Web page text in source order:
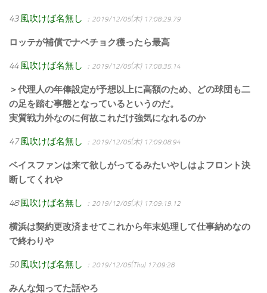
43 風吹けば名無し ：2019/12/05(木) 17:08:29.79
ロッテが補償でナベチョク穫ったら最高
44 風吹けば名無し ：2019/12/05(木) 17:08:35.14
＞代理人の年俸設定が予想以上に高額のため、どの球団も二
の足を踏む事態となっているというのだ。
実質戦力外なのに何故これだけ強気になれるのか
47 風吹けば名無し ：2019/12/05(木) 17:09:08.94
ベイスファンは来て欲しがってるみたいやしはよフロント決
断してくれや
48 風吹けば名無し ：2019/12/05(木) 17:09:19.12
横浜は契約更改済ませてこれから年末処理して仕事納めなの
で終わりや
50 風吹けば名無し ：2019/12/05(Thu) 17:09:28
みんな知ってた話やろ